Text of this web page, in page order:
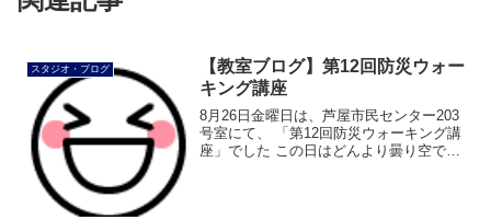
スタジオ・ブログ
【教室ブログ】第12回防災ウォー
キング講座
8月26日金曜日は、芦屋市民センター203
号室にて、 「第12回防災ウォーキング講
座」でした この日はどんより曇り空でし